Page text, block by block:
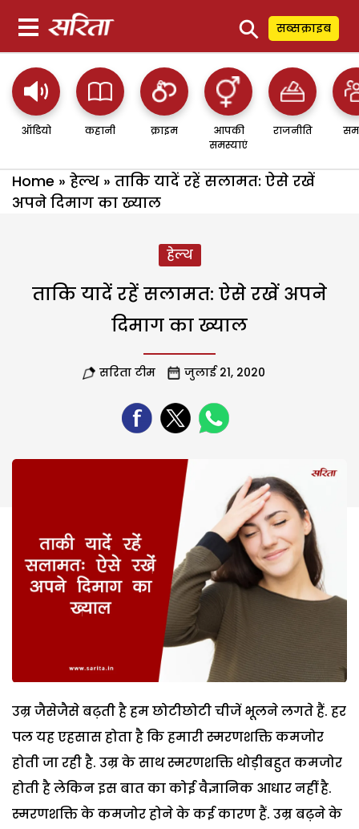
⚲ सब्सक्राइब
ऑडियो कहानी क्राइम
आपकी
समस्याएं
राजनीति
Home » हेल्थ » ताकि यादें रहें सलामत: ऐसे रखें
अपने दिमाग का ख्याल
हेल्थ
ताकि यादें रहें सलामत: ऐसे रखें अपने
दिमाग का ख्याल
सरिता टीम जुलाई 21, 2020
उम्र जैसेजैसे बढ़ती है हम छोटीछोटी चीजें भूलने लगते हैं. हर
पल यह एहसास होता है कि हमारी स्मरणशक्ति कमजोर
होती जा रही है. उम्र के साथ स्मरणशक्ति थोड़ीबहुत कमजोर
होती है लेकिन इस बात का कोई वैज्ञानिक आधार नहीं है.
स्मरणशक्ति के कमजोर होने के कई कारण हैं. उम्र बढ़ने के